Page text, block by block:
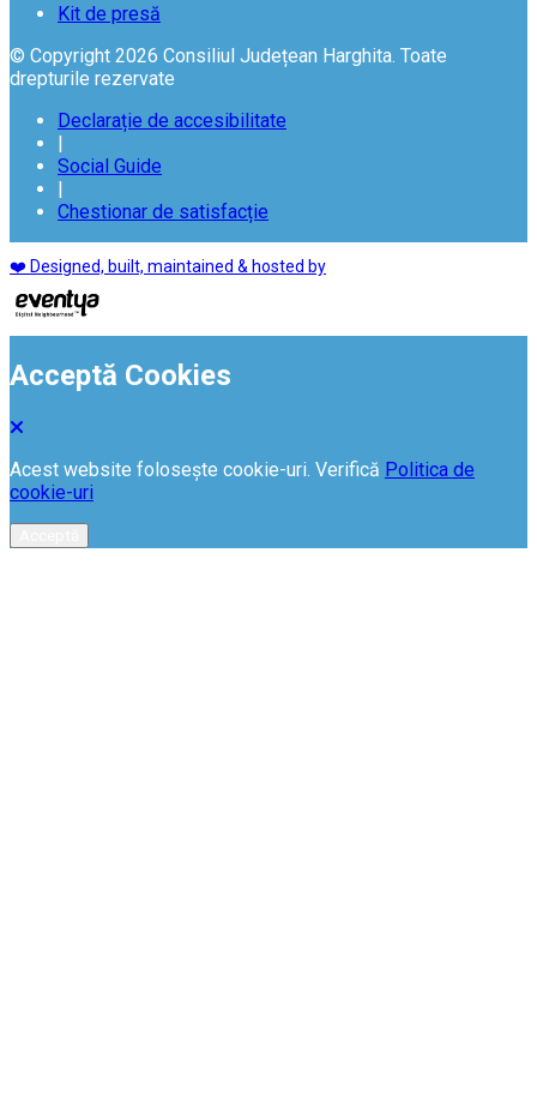
Kit de presă
© Copyright 2026 Consiliul Județean Harghita. Toate
drepturile rezervate
Declarație de accesibilitate
|
Social Guide
|
Chestionar de satisfacție
❤️ Designed, built, maintained & hosted by
Acceptă Cookies
Acest website folosește cookie-uri. Verifică Politica de
cookie-uri